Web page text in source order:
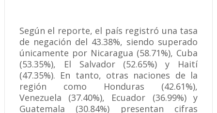
Según el reporte, el país registró una tasa
de negación del 43.38%, siendo superado
únicamente por Nicaragua (58.71%), Cuba
(53.35%), El Salvador (52.65%) y Haití
(47.35%). En tanto, otras naciones de la
región como Honduras (42.61%),
Venezuela (37.40%), Ecuador (36.99%) y
Guatemala (30.84%) presentan cifras